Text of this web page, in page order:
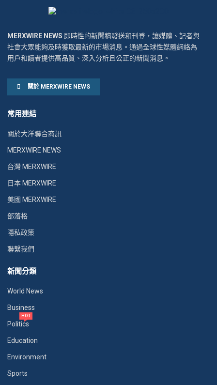
MERXWIRE NEWS 即時性的新聞稿發送和刊登，讓媒體、記者與
社會大眾能夠及時獲取最新的市場消息。通過全球性媒體網絡為
用戶和讀者提供高品質、深入分析且公正的新聞消息。
關於 MERXWIRE NEWS
常用連結
關於大洋聯合商訊
MERXWIRE NEWS
台灣 MERXWIRE
日本 MERXWIRE
美國 MERXWIRE
部落格
隱私政策
聯繫我們
新聞分類
World News
Business
Politics
HOT
Education
Environment
Sports